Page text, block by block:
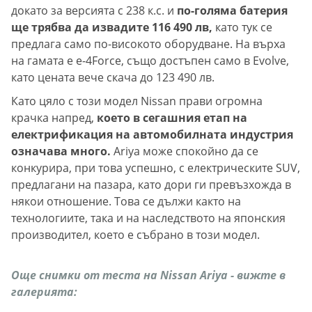
докато за версията с 238 к.с. и по-голяма батерия
ще трябва да извадите 116 490 лв, като тук се
предлага само по-високото оборудване. На върха
на гамата е е-4Force, също достъпен само в Evolvе,
като цената вече скача до 123 490 лв.
Като цяло с този модел Nissan прави огромна
крачка напред, което в сегашния етап на
електрификация на автомобилната индустрия
означава много. Ariya може спокойно да се
конкурира, при това успешно, с електрическите SUV,
предлагани на пазара, като дори ги превъзхожда в
някои отношение. Това се дължи както на
технологиите, така и на наследството на японския
производител, което е събрано в този модел.
Още снимки от теста на Nissan Ariya - вижте в
галерията: